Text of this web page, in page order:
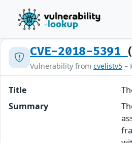
CVE-2018-5391
Vulnerability from cvelistv5 –
Title
Summary